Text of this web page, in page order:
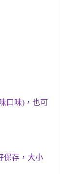
口味) ， 也可
保存 ， 大小